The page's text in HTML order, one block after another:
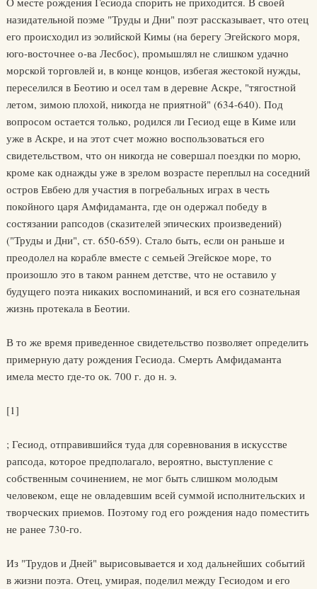
назидательной поэме "Труды и Дни" поэт рассказывает, что отец
его происходил из эолийской Кимы (на берегу Эгейского моря,
юго-восточнее о-ва Лесбос), промышлял не слишком удачно
морской торговлей и, в конце концов, избегая жестокой нужды,
переселился в Беотию и осел там в деревне Аскре, "тягостной
летом, зимою плохой, никогда не приятной" (634-640). Под
вопросом остается только, родился ли Гесиод еще в Киме или
уже в Аскре, и на этот счет можно воспользоваться его
свидетельством, что он никогда не совершал поездки по морю,
кроме как однажды уже в зрелом возрасте переплыл на соседний
остров Евбею для участия в погребальных играх в честь
покойного царя Амфидаманта, где он одержал победу в
состязании рапсодов (сказителей эпических произведений)
("Труды и Дни", ст. 650-659). Стало быть, если он раньше и
преодолел на корабле вместе с семьей Эгейское море, то
произошло это в таком раннем детстве, что не оставило у
будущего поэта никаких воспоминаний, и вся его сознательная
жизнь протекала в Беотии.
В то же время приведенное свидетельство позволяет определить
примерную дату рождения Гесиода. Смерть Амфидаманта
имела место где-то ок. 700 г. до н. э.
[1]
; Гесиод, отправившийся туда для соревнования в искусстве
рапсода, которое предполагало, вероятно, выступление с
собственным сочинением, не мог быть слишком молодым
человеком, еще не овладевшим всей суммой исполнительских и
творческих приемов. Поэтому год его рождения надо поместить
не ранее 730-го.
Из "Трудов и Дней" вырисовывается и ход дальнейших событий
в жизни поэта. Отец, умирая, поделил между Гесиодом и его